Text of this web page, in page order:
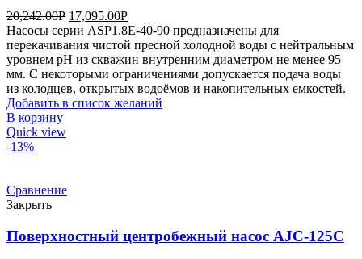
20,242.00Р 17,095.00Р
Насосы серии ASP1.8Е-40-90 предназначены для
перекачивания чистой пресной холодной воды с нейтральным
уровнем pH из скважин внутренним диаметром не менее 95
мм. С некоторыми ограничениями допускается подача воды
из колодцев, открытых водоёмов и накопительных емкостей.
Добавить в список желаний
В корзину
Quick view
-13%
Сравнение
Закрыть
Поверхностный центробежный насос AJC-125C